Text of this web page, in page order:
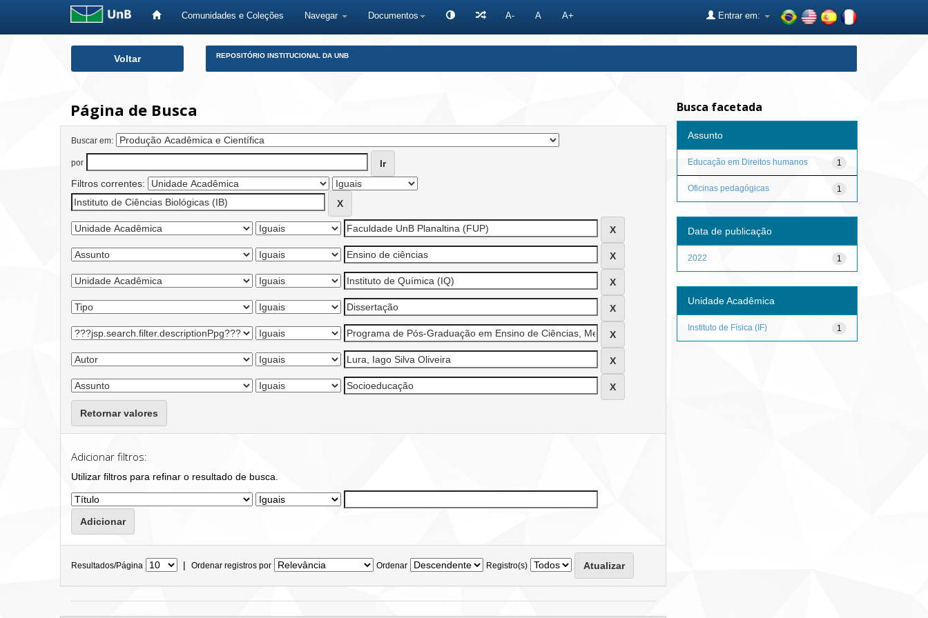
Comunidades e Coleções Navegar Documentos A- A A+ Entrar em:
Voltar REPOSITÓRIO INSTITUCIONAL DA UNB
Página de Busca
Buscar em:
por
Filtros correntes:
Retornar valores
Adicionar filtros:
Utilizar filtros para refinar o resultado de busca.
Resultados/Página | Ordenar registros por Ordenar Registro(s)
Busca facetada
Assunto
1
Educação em Direitos humanos
1
Oficinas pedagógicas
Data de publicação
1
2022
Unidade Acadêmica
1
Instituto de Física (IF)